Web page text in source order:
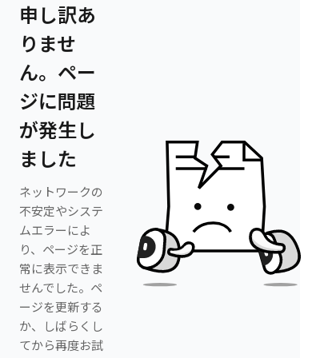
申し訳あ
りませ
ん。ペー
ジに問題
が発生し
ました
ネットワークの
不安定やシステ
ムエラーによ
り、ページを正
常に表示できま
せんでした。ペ
ージを更新する
か、しばらくし
てから再度お試